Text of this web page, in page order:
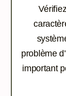
problème
important